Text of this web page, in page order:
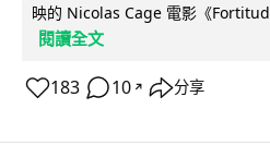
映的 Nicolas Cage 電影《
閱讀全文
183 10 ↗ 分享